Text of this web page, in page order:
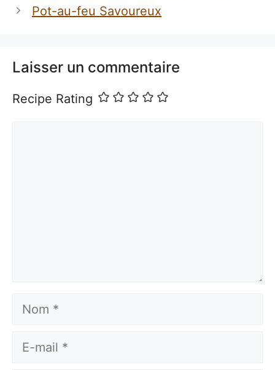
Pot-au-feu Savoureux
Laisser un commentaire
Recipe Rating
Nom
E-